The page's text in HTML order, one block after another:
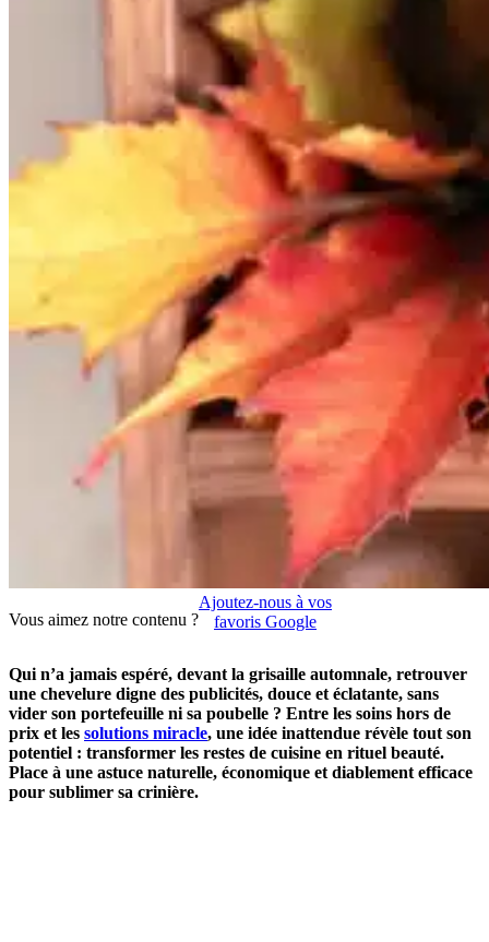
Vous aimez notre contenu ?
Ajoutez-nous à vos
favoris Google
Qui n’a jamais espéré, devant la grisaille automnale, retrouver
une chevelure digne des publicités, douce et éclatante, sans
vider son portefeuille ni sa poubelle ? Entre les soins hors de
prix et les solutions miracle, une idée inattendue révèle tout son
potentiel : transformer les restes de cuisine en rituel beauté.
Place à une astuce naturelle, économique et diablement efficace
pour sublimer sa crinière.